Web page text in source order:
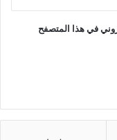
في هذا المتصفح